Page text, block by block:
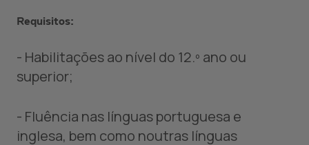
Requisitos:
- Habilitações ao nível do 12.º ano ou
superior;
- Fluência nas línguas portuguesa e
inglesa, bem como noutras línguas